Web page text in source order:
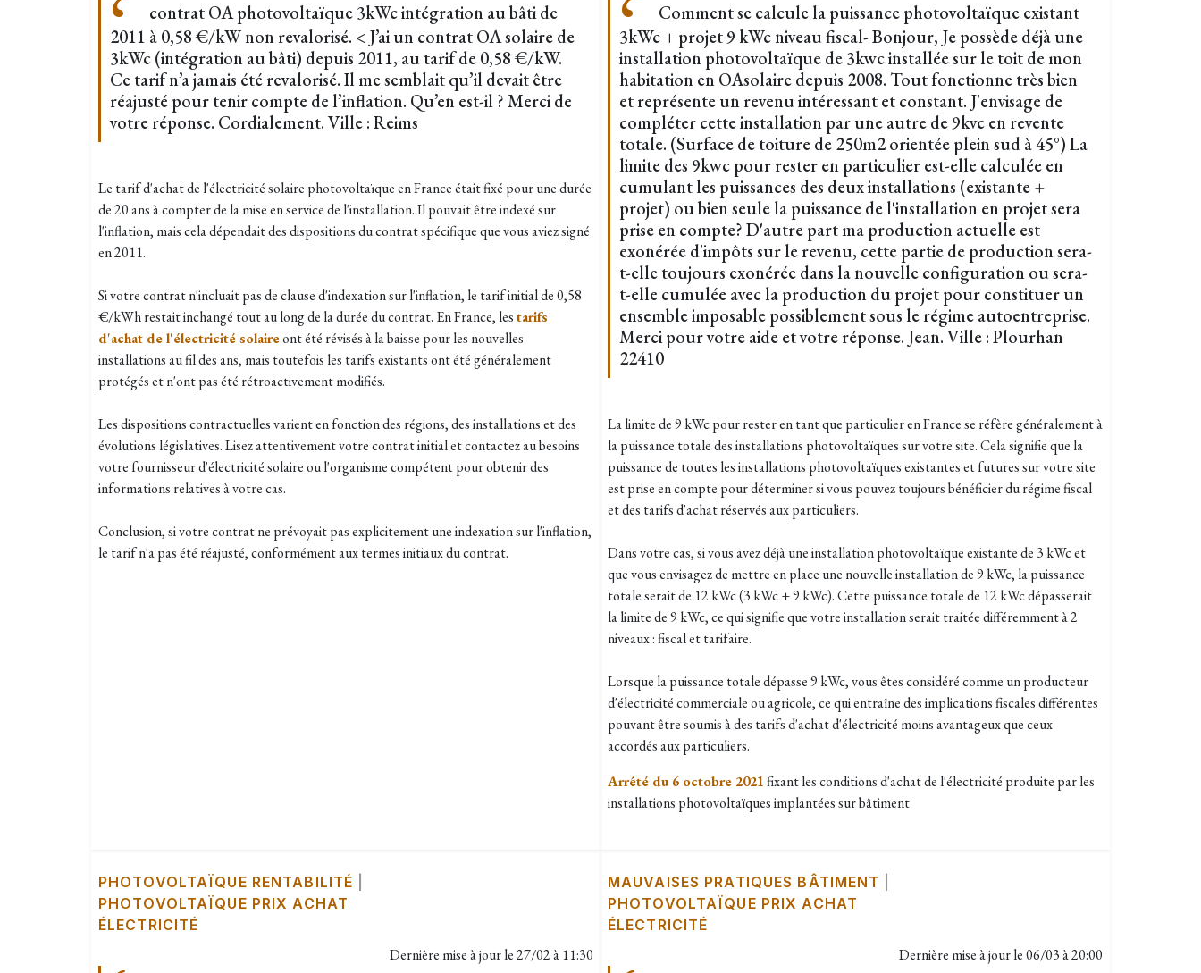
contrat OA photovoltaïque 3kWc intégration au bâti de
2011 à 0,58 €/kW non revalorisé. < J’ai un contrat OA solaire de
3kWc (intégration au bâti) depuis 2011, au tarif de 0,58 €/kW.
Ce tarif n’a jamais été revalorisé. Il me semblait qu’il devait être
réajusté pour tenir compte de l’inflation. Qu’en est-il ? Merci de
votre réponse. Cordialement. Ville : Reims
Le tarif d'achat de l'électricité solaire photovoltaïque en France était fixé pour une durée
de 20 ans à compter de la mise en service de l'installation. Il pouvait être indexé sur
l'inflation, mais cela dépendait des dispositions du contrat spécifique que vous aviez signé
en 2011.
Si votre contrat n'incluait pas de clause d'indexation sur l'inflation, le tarif initial de 0,58
€/kWh restait inchangé tout au long de la durée du contrat. En France, lestarifs
d'achat de l'électricité solaireont été révisés à la baisse pour les nouvelles
installations au fil des ans, mais toutefois les tarifs existants ont été généralement
protégés et n'ont pas été rétroactivement modifiés.
Les dispositions contractuelles varient en fonction des régions, des installations et des
évolutions législatives. Lisez attentivement votre contrat initial et contactez au besoins
votre fournisseur d'électricité solaire ou l'organisme compétent pour obtenir des
informations relatives à votre cas.
Conclusion, si votre contrat ne prévoyait pas explicitement une indexation sur l'inflation,
le tarif n'a pas été réajusté, conformément aux termes initiaux du contrat.
Comment se calcule la puissance photovoltaïque existant
3kWc + projet 9 kWc niveau fiscal- Bonjour, Je possède déjà une
installation photovoltaïque de 3kwc installée sur le toit de mon
habitation en OAsolaire depuis 2008. Tout fonctionne très bien
et représente un revenu intéressant et constant. J'envisage de
compléter cette installation par une autre de 9kvc en revente
totale. (Surface de toiture de 250m2 orientée plein sud à 45°) La
limite des 9kwc pour rester en particulier est-elle calculée en
cumulant les puissances des deux installations (existante +
projet) ou bien seule la puissance de l'installation en projet sera
prise en compte? D'autre part ma production actuelle est
exonérée d'impôts sur le revenu, cette partie de production sera-
t-elle toujours exonérée dans la nouvelle configuration ou sera-
t-elle cumulée avec la production du projet pour constituer un
ensemble imposable possiblement sous le régime autoentreprise.
Merci pour votre aide et votre réponse. Jean. Ville : Plourhan
22410
La limite de 9 kWc pour rester en tant que particulier en France se réfère généralement à
la puissance totale des installations photovoltaïques sur votre site. Cela signifie que la
puissance de toutes les installations photovoltaïques existantes et futures sur votre site
est prise en compte pour déterminer si vous pouvez toujours bénéficier du régime fiscal
et des tarifs d'achat réservés aux particuliers.
Dans votre cas, si vous avez déjà une installation photovoltaïque existante de 3 kWc et
que vous envisagez de mettre en place une nouvelle installation de 9 kWc, la puissance
totale serait de 12 kWc (3 kWc + 9 kWc). Cette puissance totale de 12 kWc dépasserait
la limite de 9 kWc, ce qui signifie que votre installation serait traitée différemment à 2
niveaux : fiscal et tarifaire.
Lorsque la puissance totale dépasse 9 kWc, vous êtes considéré comme un producteur
d'électricité commerciale ou agricole, ce qui entraîne des implications fiscales différentes
pouvant être soumis à des tarifs d'achat d'électricité moins avantageux que ceux
accordés aux particuliers.
Arrêté du 6 octobre 2021fixant les conditions d'achat de l'électricité produite par les
installations photovoltaïques implantées sur bâtiment
PHOTOVOLTAÏQUE RENTABILITÉ
PHOTOVOLTAÏQUE PRIX ACHAT
ÉLECTRICITÉ
Dernière mise à jour le27/02 à 11:30
MAUVAISES PRATIQUES BÂTIMENT
PHOTOVOLTAÏQUE PRIX ACHAT
ÉLECTRICITÉ
Dernière mise à jour le06/03 à 20:00